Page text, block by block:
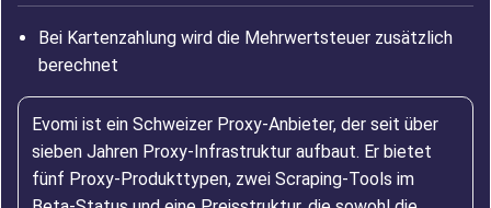
Bei Kartenzahlung wird die Mehrwertsteuer zusätzlich
berechnet
Evomi ist ein Schweizer Proxy-Anbieter, der seit über
sieben Jahren Proxy-Infrastruktur aufbaut. Er bietet
fünf Proxy-Produkttypen, zwei Scraping-Tools im